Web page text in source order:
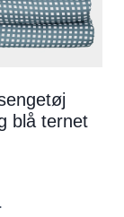
blå ternet